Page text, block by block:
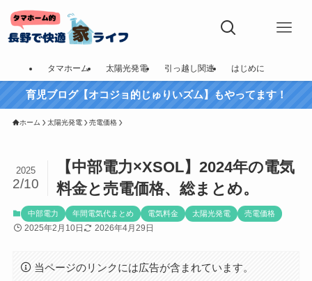
タマホーム 太陽光発電 引っ越し関連 はじめに
育児ブログ【オコジョ的じゅりいズム】もやってます！
ホーム 太陽光発電 売電価格
【中部電力×XSOL】2024年の電気
料金と売電価格、総まとめ。
2025
2/10
中部電力 年間電気代まとめ 電気料金 太陽光発電 売電価格
2025年2月10日 2026年4月29日
当ページのリンクには広告が含まれています。